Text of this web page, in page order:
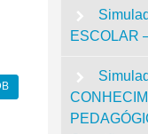
ESCOLAR